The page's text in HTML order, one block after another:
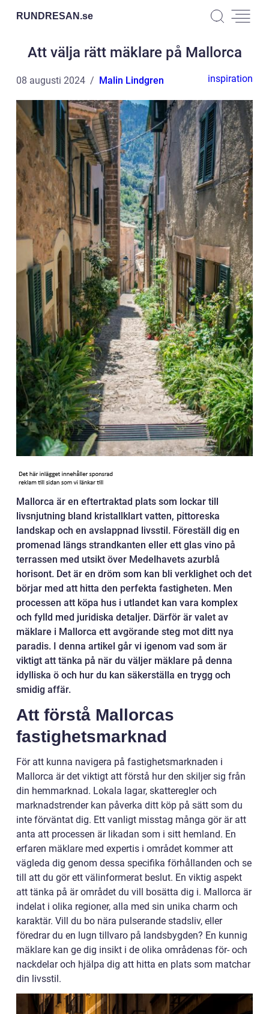
RUNDRESAN.se
Att välja rätt mäklare på Mallorca
08 augusti 2024 Malin Lindgren inspiration
Mallorca är en eftertraktad plats som lockar till
livsnjutning bland kristallklart vatten, pittoreska
landskap och en avslappnad livsstil. Föreställ dig en
promenad längs strandkanten eller ett glas vino på
terrassen med utsikt över Medelhavets azurblå
horisont. Det är en dröm som kan bli verklighet och det
börjar med att hitta den perfekta fastigheten. Men
processen att köpa hus i utlandet kan vara komplex
och fylld med juridiska detaljer. Därför är valet av
mäklare i Mallorca ett avgörande steg mot ditt nya
paradis. I denna artikel går vi igenom vad som är
viktigt att tänka på när du väljer mäklare på denna
idylliska ö och hur du kan säkerställa en trygg och
smidig affär.
Att förstå Mallorcas
fastighetsmarknad
För att kunna navigera på fastighetsmarknaden i
Mallorca är det viktigt att förstå hur den skiljer sig från
din hemmarknad. Lokala lagar, skatteregler och
marknadstrender kan påverka ditt köp på sätt som du
inte förväntat dig. Ett vanligt misstag många gör är att
anta att processen är likadan som i sitt hemland. En
erfaren mäklare med expertis i området kommer att
vägleda dig genom dessa specifika förhållanden och se
till att du gör ett välinformerat beslut. En viktig aspekt
att tänka på är området du vill bosätta dig i. Mallorca är
indelat i olika regioner, alla med sin unika charm och
karaktär. Vill du bo nära pulserande stadsliv, eller
föredrar du en lugn tillvaro på landsbygden? En kunnig
mäklare kan ge dig insikt i de olika områdenas för- och
nackdelar och hjälpa dig att hitta en plats som matchar
din livsstil.